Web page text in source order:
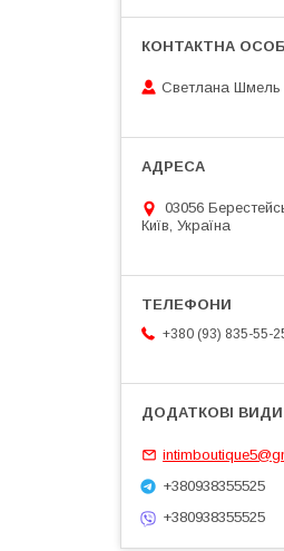
Светлана Шмель
03056
Київ, Україна
+380 (93) 835-55-
+380938355525
+380938355525